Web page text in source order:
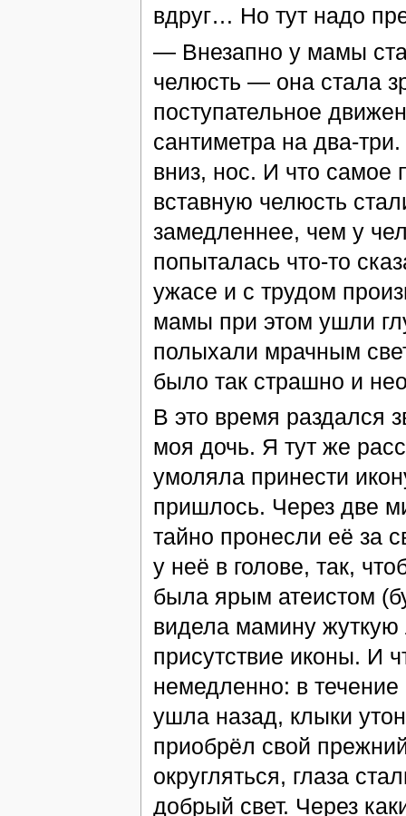
вдруг… Но тут надо
— Внезапно у мамы
челюсть — она стала
поступательное
сантиметра на два-
вниз, нос. И что
вставную челюсть
замедленнее, чем у
попыталась что-то
ужасе и с трудом
мамы при этом ушли
полыхали мрачным
было так страшно и
В это время раздался
моя дочь. Я тут же
умоляла принести
пришлось. Через две
тайно пронесли её за
у неё в голове, так,
была ярым атеистом
видела мамину жуткую
присутствие иконы. И
немедленно: в течение
ушла назад, клыки
приобрёл свой
округляться, глаза
добрый свет. Через